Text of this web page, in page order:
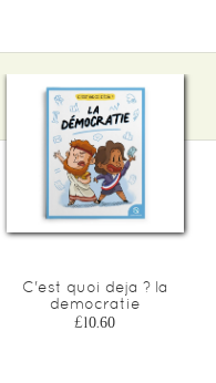
C'est quoi deja ? la
democratie
£10.60